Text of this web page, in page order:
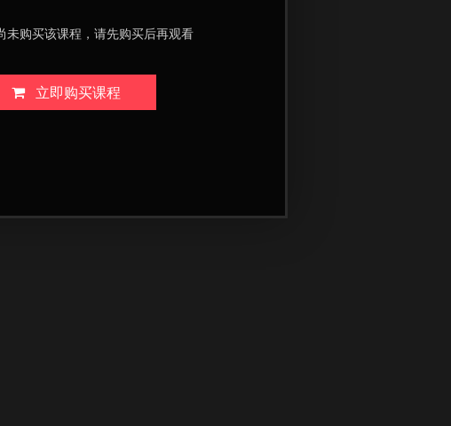
未购买该课程，请先购买后再观看
立即购买课程